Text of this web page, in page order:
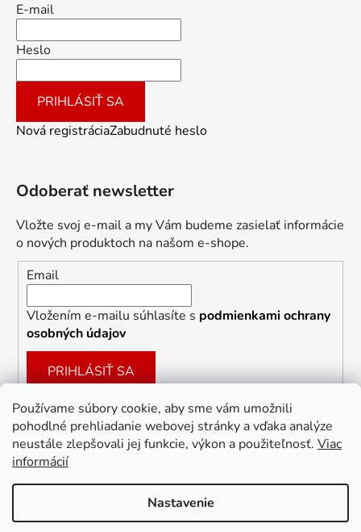
Používame súbory cookie, aby sme vám umožnili
pohodlné prehliadanie webovej stránky a vďaka analýze
neustále zlepšovali jej funkcie, výkon a použiteľnosť. Viac
informácií
Nastavenie
E-mail
Heslo
PRIHLÁSIŤ SA
Nová registráciaZabudnuté heslo
Odoberať newsletter
Vložte svoj e-mail a my Vám budeme zasielať informácie
o nových produktoch na našom e-shope.
Email
Vložením e-mailu súhlasíte s podmienkami ochrany
osobných údajov
PRIHLÁSIŤ SA
Facebook